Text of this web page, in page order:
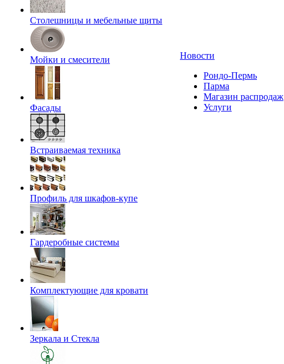
Столешницы и мебельные щиты
Мойки и смесители
Фасады
Встраиваемая техника
Профиль для шкафов-купе
Гардеробные системы
Комплектующие для кровати
Зеркала и Стекла
Новости
Рондо-Пермь
Парма
Магазин распродаж
Услуги